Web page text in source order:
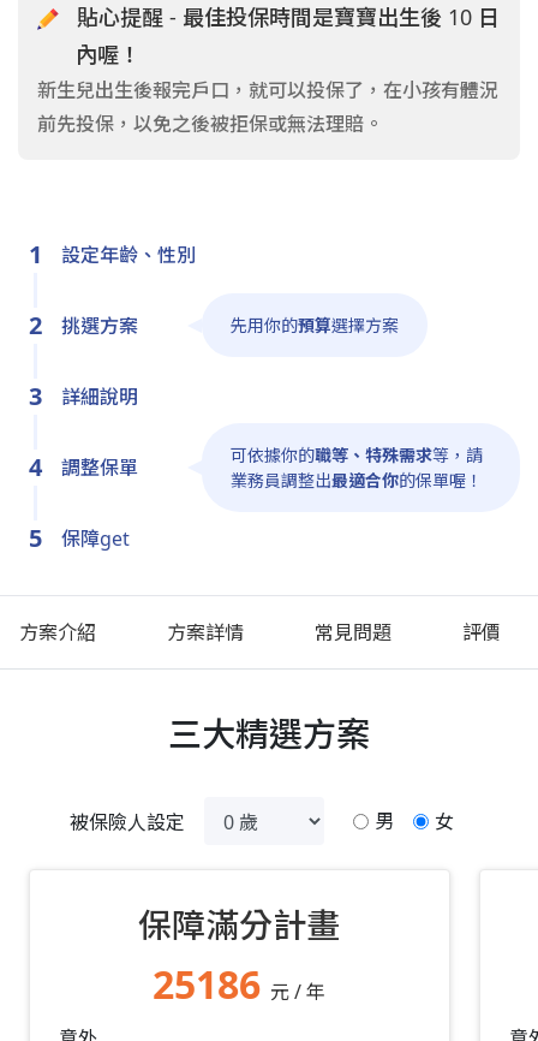
貼心提醒 - 最佳投保時間是寶寶出生後 10 日
內喔！
新生兒出生後報完戶口，就可以投保了，在小孩有體況
前先投保，以免之後被拒保或無法理賠。
1 設定年齡、性別
2 挑選方案 先用你的預算選擇方案
3 詳細說明
4 調整保單 可依據你的職等、特殊需求等 ， 請
業務員調整出最適合你的保單喔！
5 保障get
方案介紹 方案詳情 常見問題 評價
三大精選方案
被保險人設定 男 女
保障滿分計畫
25186 元 / 年